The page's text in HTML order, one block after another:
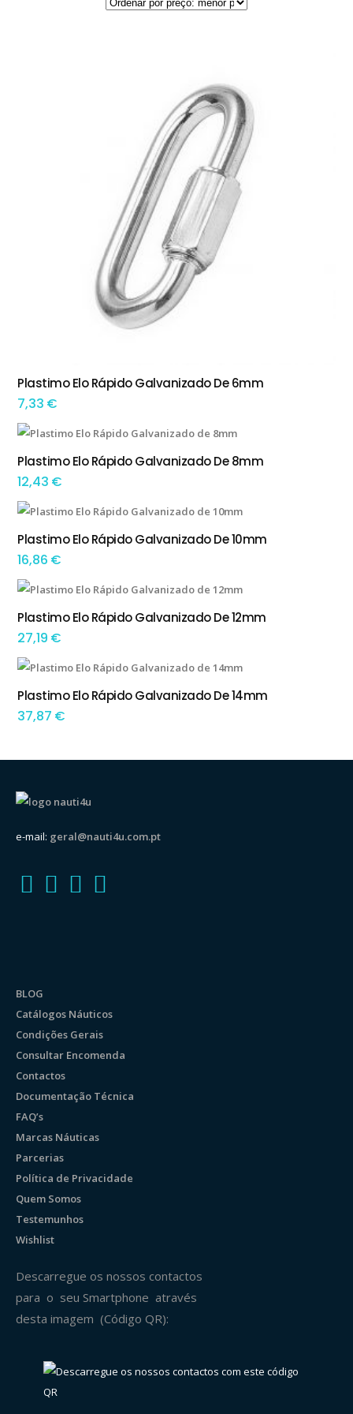
maior
ADICIONAR
Plastimo Elo Rápido Galvanizado De 6mm
7,33 €
ADICIONAR
Plastimo Elo Rápido Galvanizado De 8mm
12,43 €
ADICIONAR
Plastimo Elo Rápido Galvanizado De 10mm
16,86 €
ADICIONAR
Plastimo Elo Rápido Galvanizado De 12mm
27,19 €
ADICIONAR
Plastimo Elo Rápido Galvanizado De 14mm
37,87 €
e-mail: geral@nauti4u.com.pt
BLOG
Catálogos Náuticos
Condições Gerais
Consultar Encomenda
Contactos
Documentação Técnica
FAQ’s
Marcas Náuticas
Parcerias
Política de Privacidade
Quem Somos
Testemunhos
Wishlist
Descarregue os nossos contactos
para o seu Smartphone através
desta imagem (Código QR):